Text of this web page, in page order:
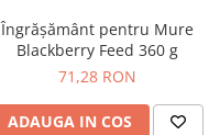
Îngrășământ pentru Mure
Blackberry Feed 360 g
71,28 RON
ADAUGA IN COS